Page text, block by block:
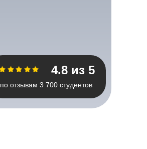
4.8 из 5
по отзывам 3 700 студентов